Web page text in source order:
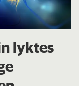
lyktes